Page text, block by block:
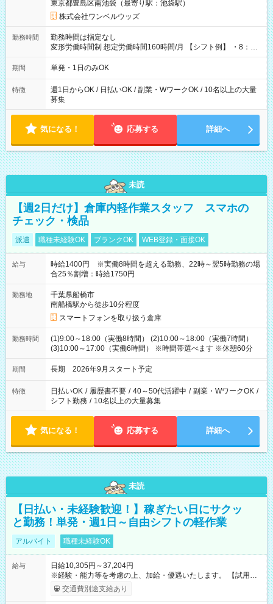
東京都豊島区南池袋（最寄り駅：池袋駅）
株式会社ワンベルウッズ
勤務時間
勤務時間は指定なし
変形労働時間制 想定労働時間160時間/月 【シフト例】 ・8：00
～21：00
期間 単発・1日のみOK
特徴
週1日からOK / 日払いOK / 副業・WワークOK / 10名以上の大量
募集
気になる！ 応募する 詳細へ
未読
【週2日だけ】倉庫内軽作業スタッフ スマホの
チェック・検品
派遣 職種未経験OK ブランクOK WEB登録・面接OK
給与
時給1400円 ※実働8時間を超える勤務、22時～翌5時勤務の場
合25％割増：時給1750円
勤務地
千葉県船橋市
南船橋駅から徒歩10分程度
スマートフォンを取り扱う倉庫
勤務時間
(1)9:00～18:00（実働8時間） (2)10:00～18:00（実働7時間）
(3)10:00～17:00（実働6時間） ※時間帯選べます ※休憩60分
期間 長期 2026年9月スタート予定
特徴 日払いOK / 履歴書不要 / 40～50代活躍中 / 副業・WワークOK /
シフト勤務 / 10名以上の大量募集
気になる！ 応募する 詳細へ
未読
【日払い・未経験歓迎！】稼ぎたい日にサクッ
と勤務！単発・週1日～自由シフトの軽作業
アルバイト 職種未経験OK
給与
日給10,305円～37,204円
※経験・能力等を考慮の上、加給・優遇いたします。 【試用期
間】試用期間なし
交通費別途支給あり